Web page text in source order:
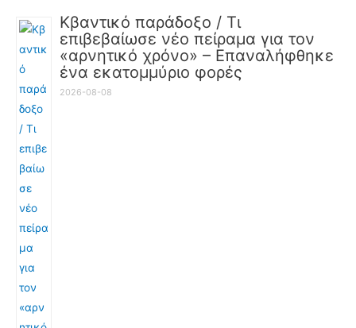
Κβαντικό παράδοξο / Τι
επιβεβαίωσε νέο πείραμα για τον
«αρνητικό χρόνο» – Επαναλήφθηκε
ένα εκατομμύριο φορές
2026-08-08